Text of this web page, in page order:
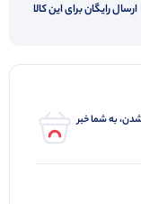
ارسال رایگان برای این کالا
به شما خبر